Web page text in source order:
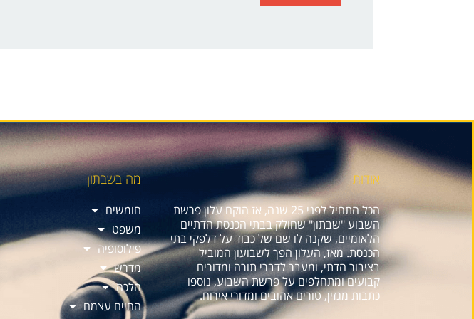
אודות
הכל התחיל לפני 25 שנה, אז הוקם עלון פרשת
השבוע "שבתון" שחולק בבתי הכנסת הדתיים
הלאומיים, שקנה לו שם של כבוד על דלפקי בתי
הכנסת. מאז, העלון הפך לשבועון המוביל
בציבור הדתי, ומעבר לדברי תורה ומדורים
קבועים ומתחלפים על פרשת השבוע, נוספו
כתבות מגזין, טורים אהובים ומדורי אירוח.
מה בשבתון
חומשים
משפט
פילוסופיה
מדרש
הלכה
החיים עצמם